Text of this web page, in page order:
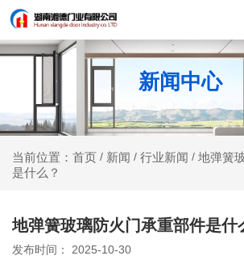
新闻中心
当前位置：首页 / 新闻 / 行业新闻 / 地弹簧
是什么？
地弹簧玻璃防火门承重部件是什
发布时间： 2025-10-30